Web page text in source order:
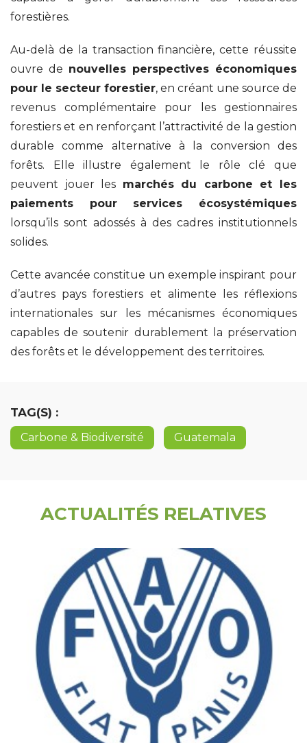
forestières.
Au-delà de la transaction financière, cette réussite
ouvre de nouvelles perspectives économiques
pour le secteur forestier, en créant une source de
revenus complémentaire pour les gestionnaires
forestiers et en renforçant l’attractivité de la gestion
durable comme alternative à la conversion des
forêts. Elle illustre également le rôle clé que
peuvent jouer les marchés du carbone et les
paiements pour services écosystémiques
lorsqu’ils sont adossés à des cadres institutionnels
solides.
Cette avancée constitue un exemple inspirant pour
d’autres pays forestiers et alimente les réflexions
internationales sur les mécanismes économiques
capables de soutenir durablement la préservation
des forêts et le développement des territoires.
TAG(S) :
Carbone & Biodiversité Guatemala
ACTUALITÉS RELATIVES